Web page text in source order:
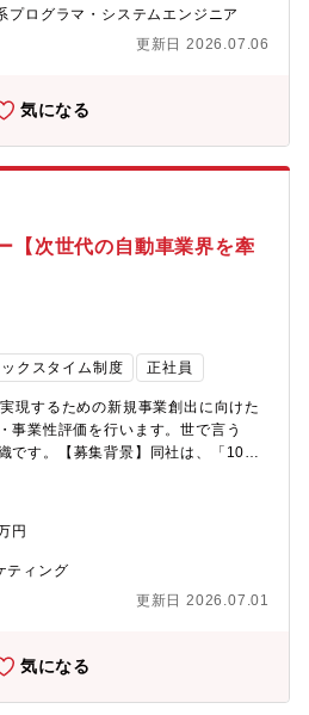
客】完成車メーカー、サプライヤー
し、効率的に価値ある商品創りをす
自動車以外の領域への拡大も視野に
クトの進化を通して顧客、業界の課
験ができます。・自社プロダクトか
ステムであるため、ただ決められた
ん。 企画、マーケティングのチー
な機能や改善ポイント、新技術導入
信で提案し、協議する事も可能で
績次第ではエンジニアとしての専
プロダクト企画への役割転向など、
定労働日数の40％（上限）まで可
日の場合は最大8日間までテレワー
を組み合わせたワークスタイルであ
外）■転勤：有（将来的に国内・海外
：平均20～30時間程度【組織構
愛知県名古屋市中村区名駅4-11-27 シ
予定部署：ソフトウェア本部 XaaSユ
プログラマ・システムエンジニア
更新日 2026.07.06
気になる
【次世代の自動車業界を牽
クスタイム制度 正社員
現するための新規事業創出に向けた
事業性評価を行います。世で言う
です。【募集背景】同社は、「10年
て、自動車メーカーや関連産業のパ
端の技術を駆使したプロジェクトを
自動車、自動車業界はどのようにな
、クルマが会話できるパートナーと
フラと連携し、あなたの生活をサポ
現に向けて、自動車業界は大きな変
スマートフォンやPCのように、コン
し替えたり、組み合わせたりできる
円
ティング
更新日 2026.07.01
気になる